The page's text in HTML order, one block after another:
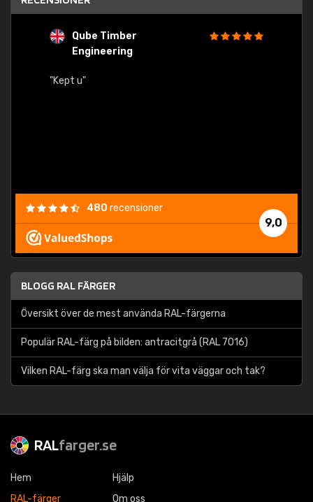
Qube Timber
Engineering
"Kept u"
9,0
480 recensioner
BLOGG RAL FÄRGER
Översikt över de mest använda RAL-färgerna
Populär RAL-färg på bilden: antracitgrå (RAL 7016)
Vilken RAL-färg ska man välja för vita väggar och tak?
RALfarger.se
Hem
RAL-färger
Hjälp
Om oss